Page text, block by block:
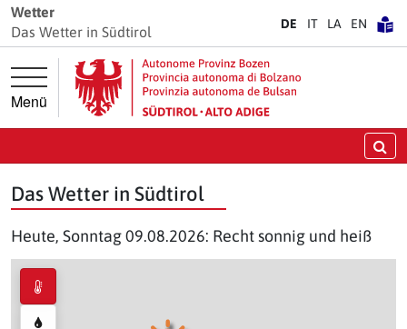
Springe direkt zur Hauptnavigation
Springe direkt zum Inhalt
Wetter
Das Wetter in Südtirol
DE IT LA EN
Menü
Das Wetter in Südtirol
Heute, Sonntag 09.08.2026: Recht sonnig und heiß